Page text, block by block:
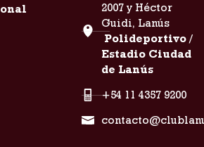
2007 y Héctor
Guidi, Lanús
Polideportivo /
Estadio Ciudad
de Lanús
+54 11 4357 9200